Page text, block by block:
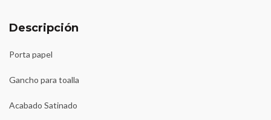
Descripción
Porta papel
Gancho para toalla
Acabado Satinado